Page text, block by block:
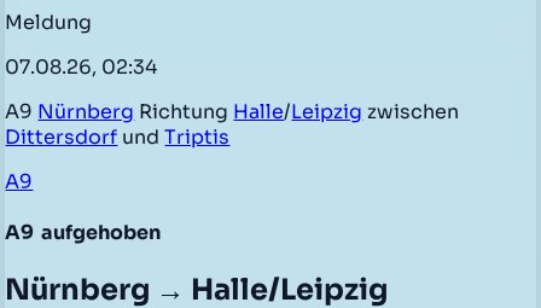
Meldung
07.08.26, 02:34
A9 Nürnberg Richtung Halle/Leipzig zwischen
Dittersdorf undTriptis
A9
A9 aufgehoben
Nürnberg → Halle/Leipzig